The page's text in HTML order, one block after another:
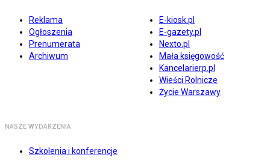
Reklama
Ogłoszenia
Prenumerata
Archiwum
E-kiosk.pl
E-gazety.pl
Nexto.pl
Mała księgowość
Kancelarierp.pl
Wieści Rolnicze
Życie Warszawy
NASZE WYDARZENIA
Szkolenia i konferencje